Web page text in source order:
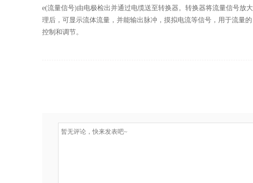
e(流量信号)由电极检出并通过电缆送至转换器。转换器将流量信号放大
理后，可显示流体流量，并能输出脉冲，摸拟电流等信号，用于流量的
控制和调节。